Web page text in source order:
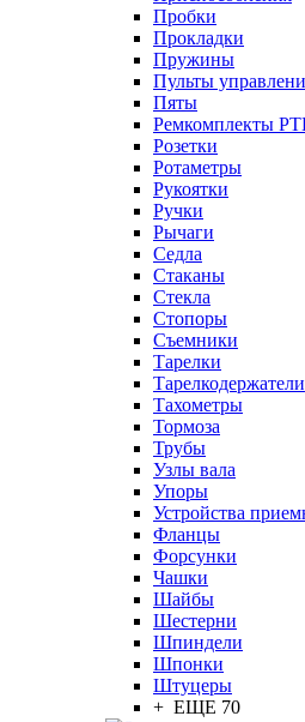
Пробки
Прокладки
Пружины
Пульты
Пяты
Ремкомплекты
Розетки
Ротаметры
Рукоятки
Ручки
Рычаги
Седла
Стаканы
Стекла
Стопоры
Съемники
Тарелки
Тарелкодержатели
Тахометры
Тормоза
Трубы
Узлы вала
Упоры
Устройства
Фланцы
Форсунки
Чашки
Шайбы
Шестерни
Шпиндели
Шпонки
Штуцеры
+ ЕЩЕ 70